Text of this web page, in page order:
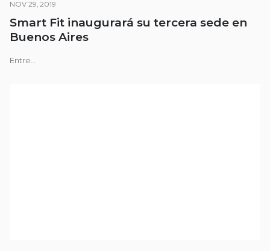
NOV 29, 2019
Smart Fit inaugurará su tercera sede en
Buenos Aires
Entre...